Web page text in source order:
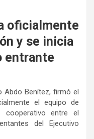
oficialmente
y se inicia
entrante
Abdo Benítez, firmó el
el equipo de
entre el
del Ejecutivo